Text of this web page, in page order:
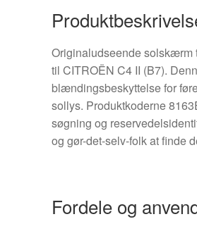
Originaludseende solskærm
til CITROËN C4 II (B7).
blændingsbeskyttelse for
sollys. Produktkoderne
søgning og
og gør-det-selv-folk at finde
Fordele og